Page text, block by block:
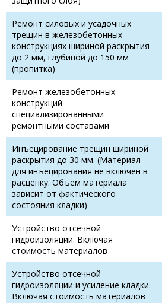
Ремонт силовых и усадочных
трещин в железобетонных
конструкциях шириной раскрытия
до 2 мм, глубиной до 150 мм
(пропитка)
Ремонт железобетонных
конструкций
специализированными
ремонтными составами
Инъецирование трещин шириной
раскрытия до 30 мм. (Материал
для инъецирования не включен в
расценку. Объем материала
зависит от фактического
состояния кладки)
Устройство отсечной
гидроизоляции. Включая
стоимость материалов
Устройство отсечной
гидроизоляции и усиление кладки.
Включая стоимость материалов